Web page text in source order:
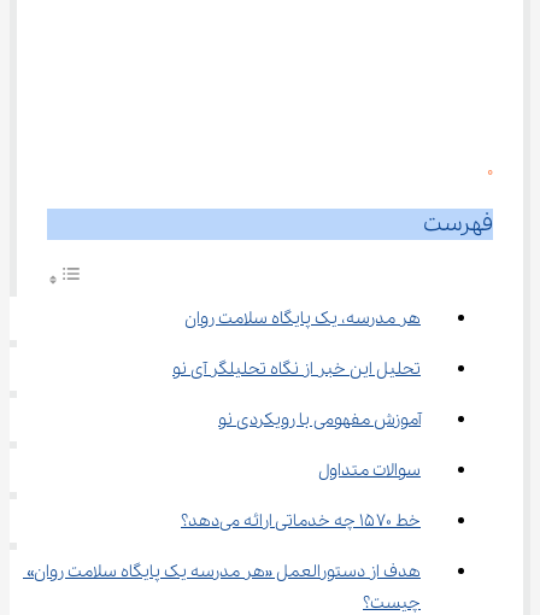
0
فهرست
هر مدرسه، یک پایگاه سلامت روان
تحلیل این خبر از نگاه تحلیلگر آی نو
آموزش مفهومی با رویکردی نو
سوالات متداول
خط ۱۵۷۰ چه خدماتی ارائه می‌دهد؟
هدف از دستورالعمل «هر مدرسه یک پایگاه سلامت روان»
چیست؟